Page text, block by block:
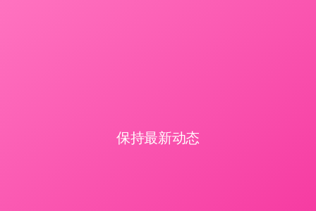
保持最新动态